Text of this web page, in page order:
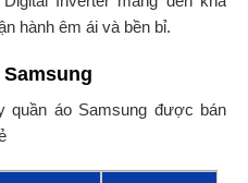
hành êm ái và bền bỉ.
quần áo Samsung được bán